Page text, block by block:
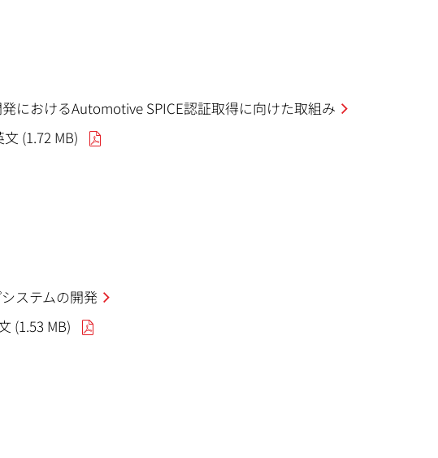
におけるAutomotive SPICE認証取得に向けた取組み
文 (1.72 MB)
ステムの開発
(1.53 MB)